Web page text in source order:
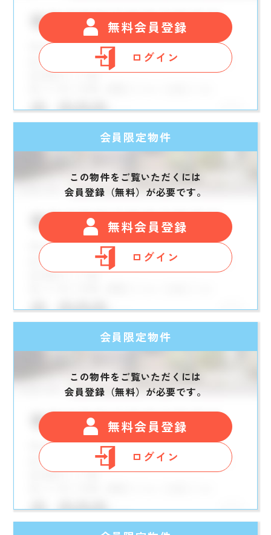
無料会員登録
ログイン
会員限定物件
この物件をご覧いただくには
会員登録（無料）が必要です。
無料会員登録
ログイン
会員限定物件
この物件をご覧いただくには
会員登録（無料）が必要です。
無料会員登録
ログイン